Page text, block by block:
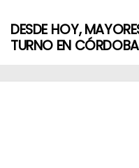
DESDE HOY,
TURNO EN CÓRDOBA